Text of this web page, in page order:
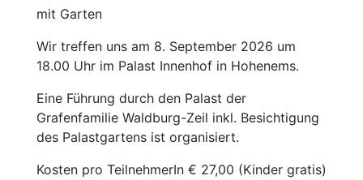
mit Garten
Wir treffen uns am 8. September 2026 um
18.00 Uhr im Palast Innenhof in Hohenems.
Eine Führung durch den Palast der
Grafenfamilie Waldburg-Zeil inkl. Besichtigung
des Palastgartens ist organisiert.
Kosten pro TeilnehmerIn € 27,00 (Kinder gratis)